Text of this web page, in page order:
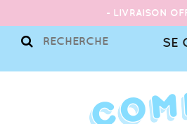
- LIVRAISON
SE